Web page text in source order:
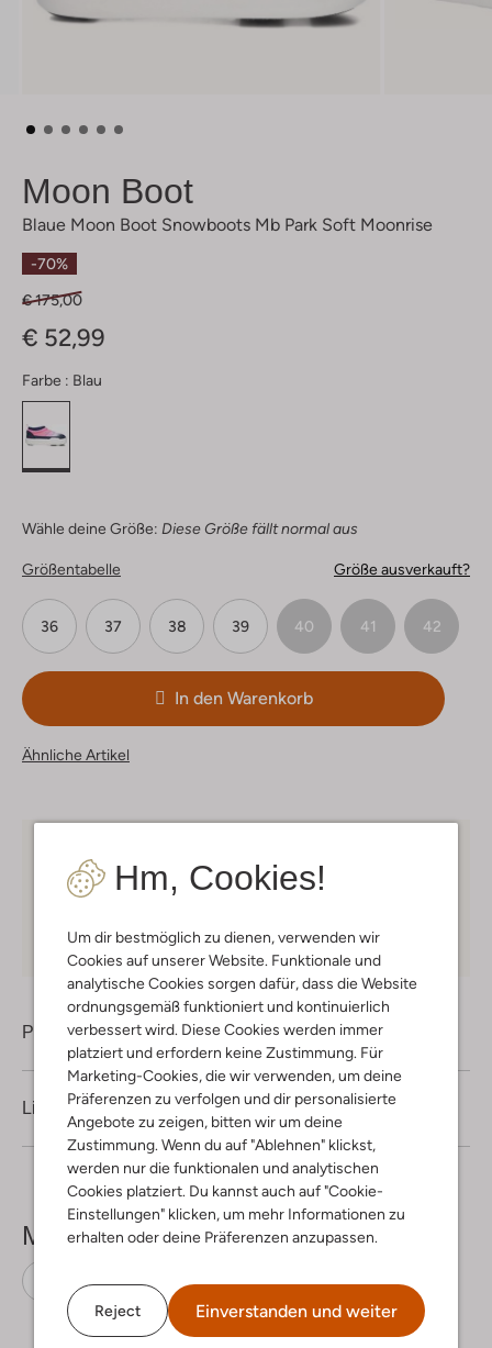
Hm, Cookies!
Um dir bestmöglich zu dienen, verwenden wir
Cookies auf unserer Website. Funktionale und
analytische Cookies sorgen dafür, dass die Website
ordnungsgemäß funktioniert und kontinuierlich
verbessert wird. Diese Cookies werden immer
platziert und erfordern keine Zustimmung. Für
Marketing-Cookies, die wir verwenden, um deine
Präferenzen zu verfolgen und dir personalisierte
Angebote zu zeigen, bitten wir um deine
Zustimmung. Wenn du auf "Ablehnen" klickst,
werden nur die funktionalen und analytischen
Cookies platziert. Du kannst auch auf "Cookie-
Einstellungen" klicken, um mehr Informationen zu
erhalten oder deine Präferenzen anzupassen.
Reject Einverstanden und weiter
Moon Boot
Blaue Moon Boot Snowboots Mb Park Soft Moonrise
-70%
€ 175,00
€ 52,99
Farbe : Blau
Wähle deine Größe: Diese Größe fällt normal aus
Größentabelle Größe ausverkauft?
36 37 38 39 40 41 42
In den Warenkorb
Ähnliche Artikel
Kostenloser Versand
Mitglieder in Deutschland
Produktinformation
Lieferung & Rückgabe
Mehr sehen
Snowboots Moon Boot Nylon